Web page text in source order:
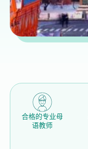
合格的专业母
语教师